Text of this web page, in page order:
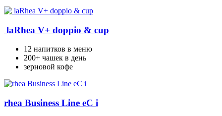
laRhea V+ doppio & cup
12 напитков в меню
200+ чашек в день
зерновой кофе
rhea Business Line eC i